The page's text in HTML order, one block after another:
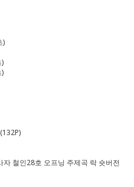
)
자 철인28호 오프닝 주제곡 락 숏버전